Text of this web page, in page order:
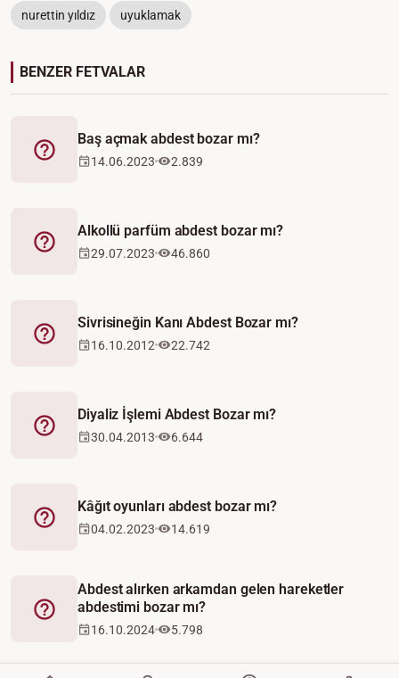
nurettin yıldız uyuklamak
BENZER FETVALAR
Fetva
Baş açmak abdest bozar mı?
14.06.2023 2.839
Fetva
Alkollü parfüm abdest bozar mı?
29.07.2023 46.860
Fetva
Sivrisineğin Kanı Abdest Bozar mı?
16.10.2012 22.742
Fetva
Diyaliz İşlemi Abdest Bozar mı?
30.04.2013 6.644
Fetva
Kâğıt oyunları abdest bozar mı?
04.02.2023 14.619
Fetva
Abdest alırken arkamdan gelen hareketler
abdestimi bozar mı?
16.10.2024 5.798